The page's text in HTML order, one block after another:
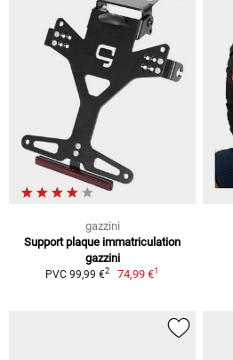
gazzini
Support plaque immatriculation
gazzini
PVC 99,99 €2 74,99 €1